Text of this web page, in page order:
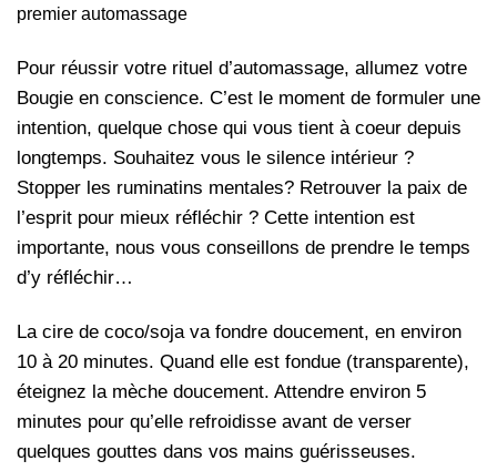
premier automassage
Pour réussir votre rituel d’automassage, allumez votre
Bougie en conscience. C’est le moment de formuler une
intention, quelque chose qui vous tient à coeur depuis
longtemps. Souhaitez vous le silence intérieur ?
Stopper les ruminatins mentales? Retrouver la paix de
l’esprit pour mieux réfléchir ? Cette intention est
importante, nous vous conseillons de prendre le temps
d’y réfléchir…
La cire de coco/soja va fondre doucement, en environ
10 à 20 minutes. Quand elle est fondue (transparente),
éteignez la mèche doucement. Attendre environ 5
minutes pour qu’elle refroidisse avant de verser
quelques gouttes dans vos mains guérisseuses.